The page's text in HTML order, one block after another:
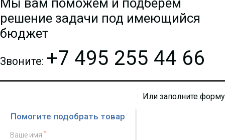
Мы вам поможем и подберем
решение задачи под имеющийся
бюджет
Звоните: +7 495 255 44 66
Или заполните форму
Помогите подобрать товар
Ваше имя *